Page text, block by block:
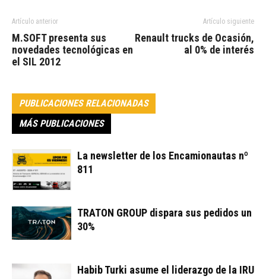
Artículo anterior
M.SOFT presenta sus
novedades tecnológicas en
el SIL 2012
Artículo siguiente
Renault trucks de Ocasión,
al 0% de interés
PUBLICACIONES RELACIONADAS
MÁS PUBLICACIONES
La newsletter de los Encamionautas nº
811
TRATON GROUP dispara sus pedidos un
30%
Habib Turki asume el liderazgo de la IRU